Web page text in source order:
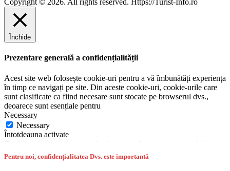
Copyright © 2026. All rights reserved. Https://Turist-Info.ro
Pentru noi, confidențialitatea Dvs. este importantă
Închide
Prezentare generală a confidențialității
Acest site web folosește cookie-uri pentru a vă îmbunătăți experiența
în timp ce navigați pe site. Din aceste cookie-uri, cookie-urile care
sunt clasificate ca fiind necesare sunt stocate pe browserul dvs.,
deoarece sunt esențiale pentru
Necessary
Necessary
Întotdeauna activate
Cookie-urile necesare sunt absolut esențiale pentru ca site-ul să
funcționeze corect. Această categorie include numai cookie-uri care
asigură funcționalități de bază și caracteristici de securitate ale site-